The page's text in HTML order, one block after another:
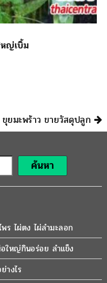
ญ่เบิ้ม
ขุยมะพร้าว ขายวัสดุปลูก
ค้นหา
ร ไผ่ตง ไผ่ลำมะลอก
ใหญ่กินอร่อย ลำแข็ง
างไร